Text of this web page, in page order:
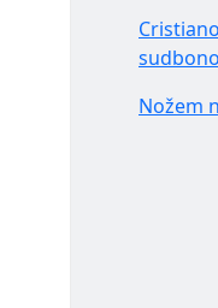
Nožem